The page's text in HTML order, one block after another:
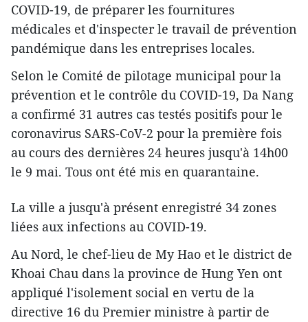
COVID-19, de préparer les fournitures
médicales et d'inspecter le travail de prévention
pandémique dans les entreprises locales.
Selon le Comité de pilotage municipal pour la
prévention et le contrôle du COVID-19, Da Nang
a confirmé 31 autres cas testés positifs pour le
coronavirus SARS-CoV-2 pour la première fois
au cours des dernières 24 heures jusqu'à 14h00
le 9 mai. Tous ont été mis en quarantaine.
La ville a jusqu'à présent enregistré 34 zones
liées aux infections au COVID-19.
Au Nord, le chef-lieu de My Hao et le district de
Khoai Chau dans la province de Hung Yen ont
appliqué l'isolement social en vertu de la
directive 16 du Premier ministre à partir de